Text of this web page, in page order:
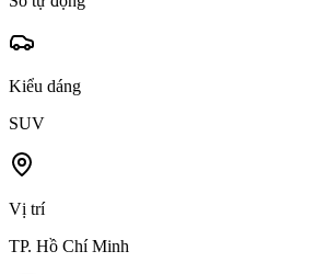
Kiểu dáng
SUV
Vị trí
TP. Hồ Chí Minh